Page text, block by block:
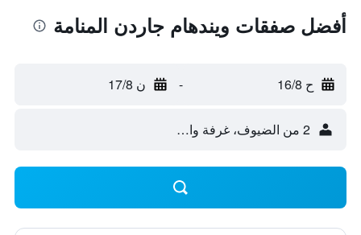
أفضل صفقات ويندهام جاردن المنامة
ح 16/8 - ن 17/8
2 من الضيوف، غرفة واحدة